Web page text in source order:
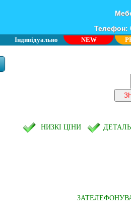
Телефон:
Індивідуально NEW
НИЗКІ ЦІНИ